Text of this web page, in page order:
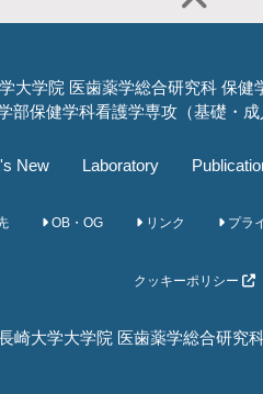
大学院 医歯薬学総合研究科 保健
部保健学科看護学専攻（基礎・成
New Laboratory
OB・OG リンク プラ
クッキーポリシー
崎大学大学院 医歯薬学総合研究